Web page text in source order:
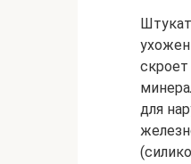
для